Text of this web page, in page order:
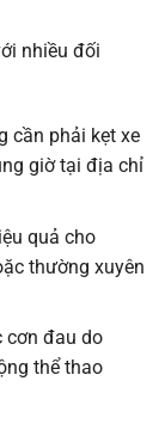
nhiều đối
cần phải kẹt xe
giờ tại địa chỉ
quả cho
thường xuyên
đau do
thể thao